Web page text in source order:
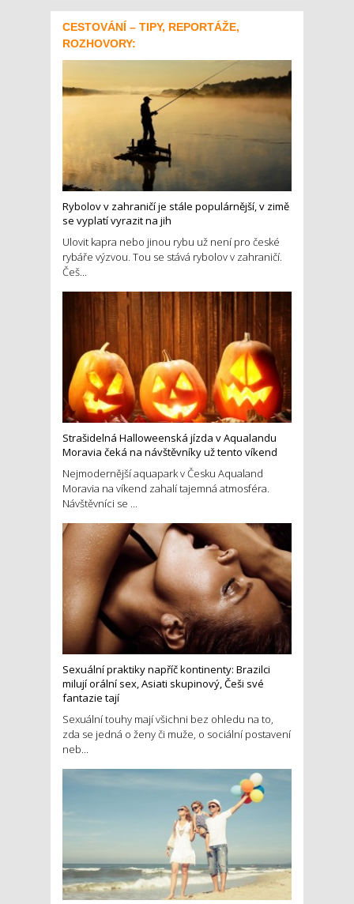
CESTOVÁNÍ – TIPY, REPORTÁŽE,
ROZHOVORY:
Rybolov v zahraničí je stále populárnější, v zimě
se vyplatí vyrazit na jih
Ulovit kapra nebo jinou rybu už není pro české
rybáře výzvou. Tou se stává rybolov v zahraničí.
Češ...
Strašidelná Halloweenská jízda v Aqualandu
Moravia čeká na návštěvníky už tento víkend
Nejmodernější aquapark v Česku Aqualand
Moravia na víkend zahalí tajemná atmosféra.
Návštěvníci se ...
Sexuální praktiky napříč kontinenty: Brazilci
milují orální sex, Asiati skupinový, Češi své
fantazie tají
Sexuální touhy mají všichni bez ohledu na to,
zda se jedná o ženy či muže, o sociální postavení
neb...